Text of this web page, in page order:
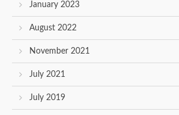
January 2023
August 2022
November 2021
July 2021
July 2019